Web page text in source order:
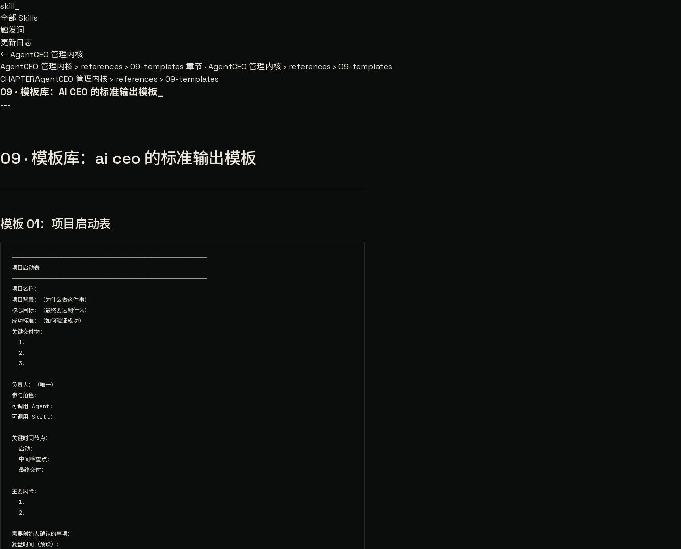
skill
全部 Skills
触发词
更新日志
← AgentCEO 管理内核
AgentCEO 管理内核 › references › 09-templates 章节 · AgentCEO 管理内核 › references › 09-templates
CHAPTERAgentCEO 管理内核 › references › 09-templates
09 · 模板库：AI CEO 的标准输出模板
---
09 · 模板库：ai ceo 的标准输出模板
模板 01：项目启动表
═══════════════════════════════════
项目启动表
═══════════════════════════════════
项目名称：
项目背景：（为什么做这件事）
核心目标：（最终要达到什么）
成功标准：（如何验证成功）
关键交付物：
  1.
  2.
  3.
负责人：（唯一）
参与角色：
可调用 Agent：
可调用 Skill：
关键时间节点：
  启动：
  中间检查点：
  最终交付：
主要风险：
  1.
  2.
需要创始人确认的事项：
复盘时间（预设）：